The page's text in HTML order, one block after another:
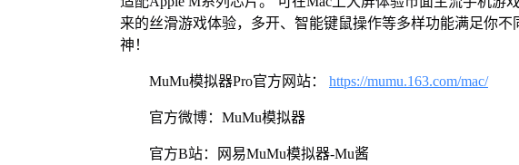
来的丝滑游戏体验，多开、智能键鼠操作等多样功能满足你
神！
MuMu模拟器Pro官方网站： https://mumu.163.com/mac/
官方微博：MuMu模拟器
官方B站：网易MuMu模拟器-Mu酱